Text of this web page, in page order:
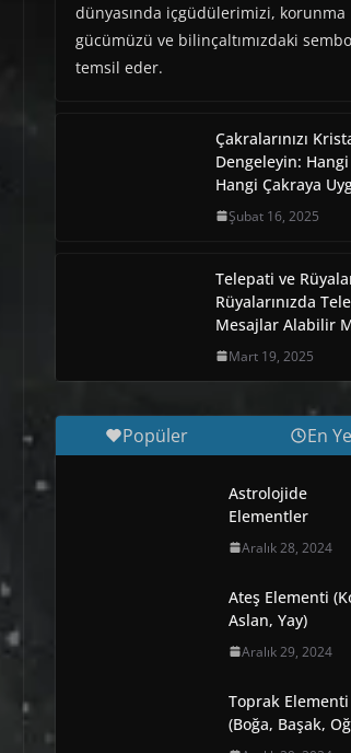
dünyasında içgüdülerimizi, korunma
gücümüzü ve bilinçaltımızdaki
temsil eder.
Çakralarınızı
Dengeleyin: Hangi
Hangi Çakraya
Şubat 16, 2025
Telepati ve
Rüyalarınızda
Mesajlar Alabilir
Mart 19, 2025
Popüler En
Astrolojide
Elementler
Aralık 28, 2024
Ateş Elementi
Aslan, Yay)
Aralık 29, 2024
Toprak Elementi
(Boğa, Başak,